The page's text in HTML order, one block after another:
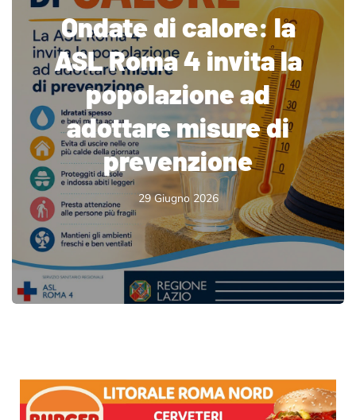
Ondate di calore: la
ASL Roma 4 invita la
popolazione ad
adottare misure di
prevenzione
29 Giugno 2026